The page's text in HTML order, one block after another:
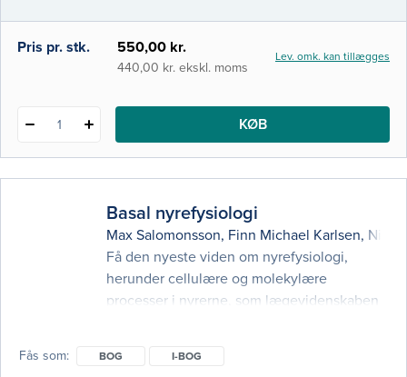
e-bog
Pris pr. stk. 550,00 kr.
440,00 kr. ekskl. moms
Lev. omk. kan tillægges
1 KØB
Basal nyrefysiologi
Max Salomonsson, Finn Michael Karlsen,
Få den nyeste viden om nyrefysiologi,
herunder cellulære og molekylære
processer i nyrerne, som lægevidenskaben
tilegnelsen af stoffet, blandt andet med en
Fås som BOG I-BOG